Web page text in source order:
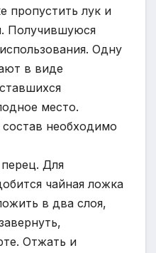
пропустить лук и
Получившуюся
Одну
в виде
место.
необходимо
Для
чайная ложка
в два слоя,
Отжать и